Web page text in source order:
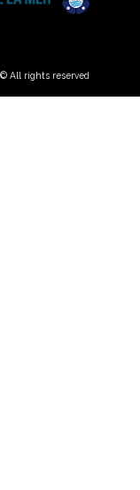
All rights reserved